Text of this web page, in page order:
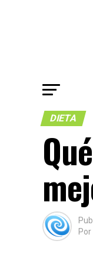
DIETA
Por